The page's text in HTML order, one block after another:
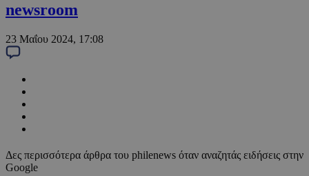
newsroom
23 Μαΐου 2024, 17:08
Δες περισσότερα άρθρα του philenews όταν αναζητάς ειδήσεις στην
Google